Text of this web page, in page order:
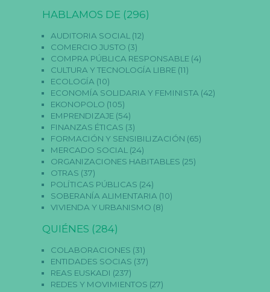
HABLAMOS DE (296)
AUDITORIA SOCIAL(12)
COMERCIO JUSTO (3)
COMPRA PÚBLICA RESPONSABLE(4)
CULTURA Y TECNOLOGÍA LIBRE(11)
ECOLOGÍA (10)
ECONOMÍA SOLIDARIA Y FEMINISTA (42)
EKONOPOLO (105)
EMPRENDIZAJE(54)
FINANZAS ÉTICAS (3)
FORMACIÓN Y SENSIBILIZACIÓN (65)
MERCADO SOCIAL(24)
ORGANIZACIONES HABITABLES (25)
OTRAS (37)
POLÍTICAS PÚBLICAS (24)
SOBERANÍA ALIMENTARIA (10)
VIVIENDA Y URBANISMO (8)
QUIÉNES (284)
COLABORACIONES (31)
ENTIDADES SOCIAS (37)
REAS EUSKADI (237)
REDES Y MOVIMIENTOS (27)
ri